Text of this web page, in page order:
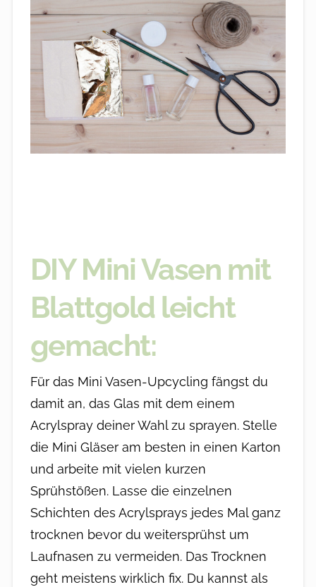
DIY Mini Vasen mit
Blattgold leicht
gemacht:
Für das Mini Vasen-Upcycling fängst du
damit an, das Glas mit dem einem
Acrylspray deiner Wahl zu sprayen. Stelle
die Mini Gläser am besten in einen Karton
und arbeite mit vielen kurzen
Sprühstößen. Lasse die einzelnen
Schichten des Acrylsprays jedes Mal ganz
trocknen bevor du weitersprühst um
Laufnasen zu vermeiden. Das Trocknen
geht meistens wirklich fix. Du kannst als